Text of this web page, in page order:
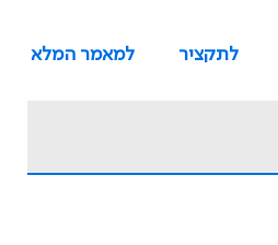
לתקציר למאמר המלא